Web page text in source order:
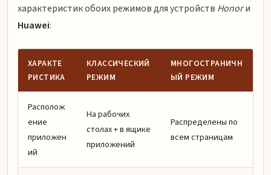
характеристик обоих режимов для устройств Honorи
Huawei:
ХАРАКТЕ
РИСТИКА
КЛАССИЧЕСКИЙ
РЕЖИМ
МНОГОСТРАНИЧН
ЫЙ РЕЖИМ
Располож
ение
приложен
ий
На рабочих
столах + в ящике
приложений
Распределены по
всем страницам